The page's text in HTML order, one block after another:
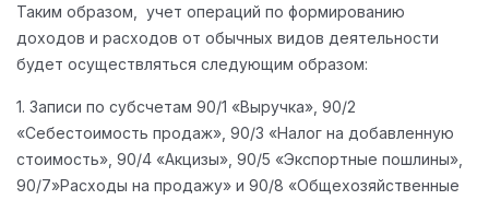
Таким образом, учет операций по формированию
доходов и расходов от обычных видов деятельности
будет осуществляться следующим образом:
1. Записи по субсчетам 90/1 «Выручка», 90/2
«Себестоимость продаж», 90/3 «Налог на добавленную
стоимость», 90/4 «Акцизы», 90/5 «Экспортные пошлины»,
90/7»Расходы на продажу» и 90/8 «Общехозяйственные